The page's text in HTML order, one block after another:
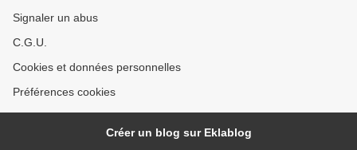
Signaler un abus
C.G.U.
Cookies et données personnelles
Préférences cookies
Créer un blog sur Eklablog